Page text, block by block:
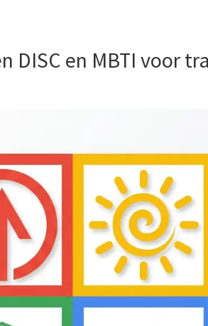
DISC en MBTI voor